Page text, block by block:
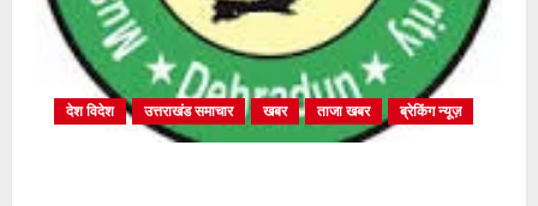
देश विदेश उत्तराखंड समाचार खबर ताजा खबर ब्रेकिंग न्यूज़